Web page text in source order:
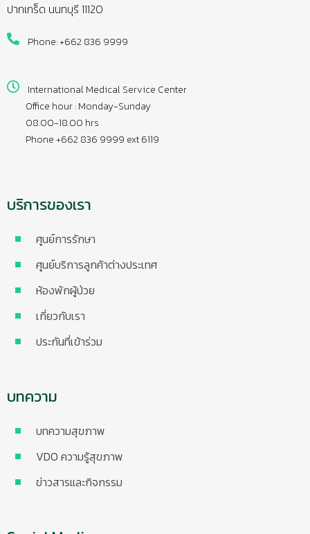
ปากเกร็ด นนทบุรี 11120
Phone: +662 836 9999
International Medical Service Center
Office hour : Monday-Sunday
08.00-18.00 hrs
Phone +662 836 9999 ext 6119
บริการของเรา
ศูนย์การรักษา
ศูนย์บริการลูกค้าต่างประเทศ
ห้องพักผู้ป่วย
เกี่ยวกับเรา
ประกันที่เข้าร่วม
บทความ
บทความสุขภาพ
VDO ความรู้สุขภาพ
ข่าวสารและกิจกรรม